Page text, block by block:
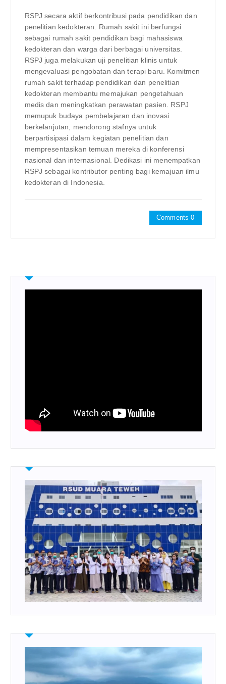
RSPJ secara aktif berkontribusi pada pendidikan dan
penelitian kedokteran. Rumah sakit ini berfungsi
sebagai rumah sakit pendidikan bagi mahasiswa
kedokteran dan warga dari berbagai universitas.
RSPJ juga melakukan uji penelitian klinis untuk
mengevaluasi pengobatan dan terapi baru. Komitmen
rumah sakit terhadap pendidikan dan penelitian
kedokteran membantu memajukan pengetahuan
medis dan meningkatkan perawatan pasien. RSPJ
memupuk budaya pembelajaran dan inovasi
berkelanjutan, mendorong stafnya untuk
berpartisipasi dalam kegiatan penelitian dan
mempresentasikan temuan mereka di konferensi
nasional dan internasional. Dedikasi ini menempatkan
RSPJ sebagai kontributor penting bagi kemajuan ilmu
kedokteran di Indonesia.
Comments 0